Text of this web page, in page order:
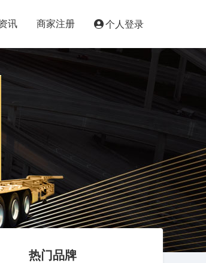
讯 商家注册 个人登录
热门品牌